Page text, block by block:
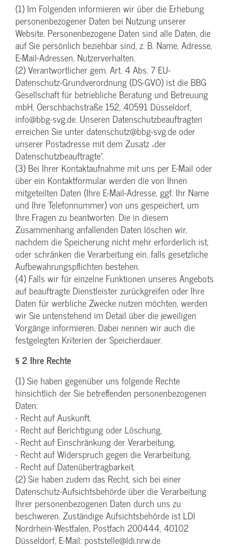
(1) Im Folgenden informieren wir über die Erhebung
personenbezogener Daten bei Nutzung unserer
Website. Personenbezogene Daten sind alle Daten, die
auf Sie persönlich beziehbar sind, z. B. Name, Adresse,
E-Mail-Adressen, Nutzerverhalten.
(2) Verantwortlicher gem. Art. 4 Abs. 7 EU-
Datenschutz-Grundverordnung (DS-GVO) ist die BBG
Gesellschaft für betriebliche Beratung und Betreuung
mbH, Oerschbachstraße 152, 40591 Düsseldorf,
info@bbg-svg.de. Unseren Datenschutzbeauftragten
erreichen Sie unter datenschutz@bbg-svg.de oder
unserer Postadresse mit dem Zusatz „der
Datenschutzbeauftragte“.
(3) Bei Ihrer Kontaktaufnahme mit uns per E-Mail oder
über ein Kontaktformular werden die von Ihnen
mitgeteilten Daten (Ihre E-Mail-Adresse, ggf. Ihr Name
und Ihre Telefonnummer) von uns gespeichert, um
Ihre Fragen zu beantworten. Die in diesem
Zusammenhang anfallenden Daten löschen wir,
nachdem die Speicherung nicht mehr erforderlich ist,
oder schränken die Verarbeitung ein, falls gesetzliche
Aufbewahrungspflichten bestehen.
(4) Falls wir für einzelne Funktionen unseres Angebots
auf beauftragte Dienstleister zurückgreifen oder Ihre
Daten für werbliche Zwecke nutzen möchten, werden
wir Sie untenstehend im Detail über die jeweiligen
Vorgänge informieren. Dabei nennen wir auch die
festgelegten Kriterien der Speicherdauer.
§ 2 Ihre Rechte
(1) Sie haben gegenüber uns folgende Rechte
hinsichtlich der Sie betreffenden personenbezogenen
Daten:
- Recht auf Auskunft,
- Recht auf Berichtigung oder Löschung,
- Recht auf Einschränkung der Verarbeitung,
- Recht auf Widerspruch gegen die Verarbeitung,
- Recht auf Datenübertragbarkeit.
(2) Sie haben zudem das Recht, sich bei einer
Datenschutz-Aufsichtsbehörde über die Verarbeitung
Ihrer personenbezogenen Daten durch uns zu
beschweren. Zuständige Aufsichtsbehörde ist LDI
Nordrhein-Westfalen, Postfach 200444, 40102
Düsseldorf, E-Mail: poststelle@ldi.nrw.de